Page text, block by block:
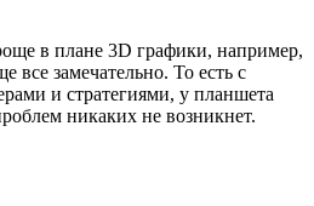
в плане 3D графики, например,
все замечательно. То есть с
и стратегиями, у планшета
никаких не возникнет.